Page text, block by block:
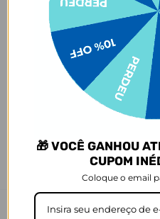
- Amarelamento: 6 meses;
- Demais defeitos de fábrica: 3
Ei, atenção aí!
Antes de garantir seu acessório,
seu celular! Os modelos 5G
outras versões, então certifique-
encaixar direitinho. Fique de
*Imagens meramente
leve variação de cor/tonalidade.
Prazo de Postagem
🎁 VOCÊ GANHOU
CUPOM
Coloque o email